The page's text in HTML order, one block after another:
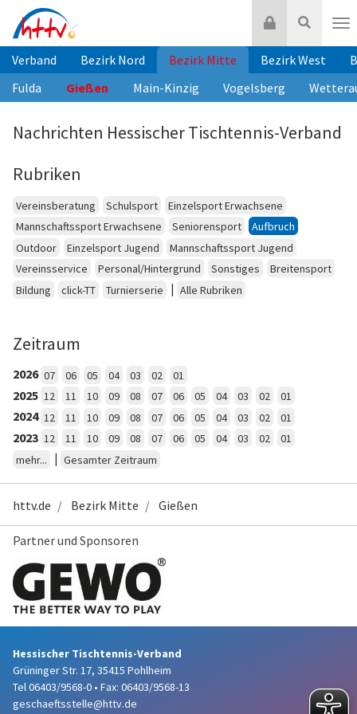
Inhalt
springen
Suche
Login
Verband Bezirk Nord Bezirk Mitte Bezirk West
Fulda
Gießen Main-Kinzig Vogelsberg
Nachrichten Hessischer Tischtennis-Verband
Rubriken
Vereinsberatung Schulsport
Einzelsport Erwachsene
Mannschaftssport Erwachsene
Seniorensport
Aufbruch
Outdoor
Einzelsport Jugend
Mannschaftssport Jugend
Vereinsservice
Personal/Hintergrund Sonstiges
Breitensport
Bildung
click-TT Turnierserie | Alle Rubriken
Zeitraum
2026 07 06 05 04 03 02 01
2025 12 11 10 09 08 07 06 05 04 03 02 01
2024 12 11 10 09 08 07 06 05 04 03 02 01
2023 12 11 10 09 08 07 06 05 04 03 02
01
mehr...
| Gesamter Zeitraum
httv.de Bezirk Mitte Gießen
Partner und Sponsoren
Hessischer Tischtennis-Verband
Grüninger Str. 17, 35415 Pohlheim
Tel 06403/9568-0 • Fax: 06403/9568-13
geschaeftsstelle@httv.de